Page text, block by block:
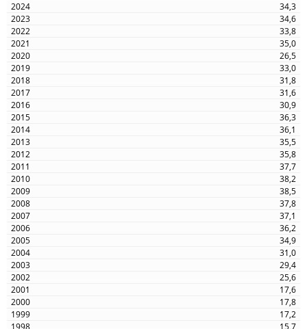
34,3
34,6
33,8
35,0
26,5
33,0
31,8
31,6
30,9
36,3
36,1
35,5
35,8
37,7
38,2
38,5
37,8
37,1
36,2
34,9
31,0
29,4
25,6
17,6
17,8
17,2
15,7